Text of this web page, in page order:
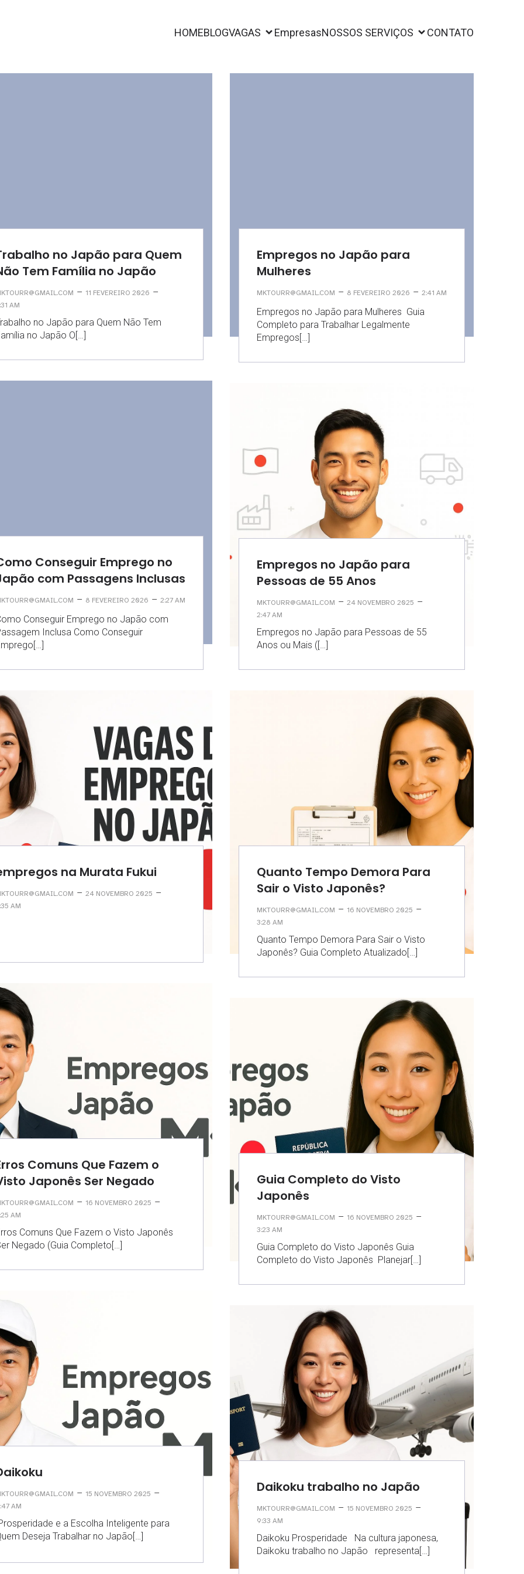
HOMEBLOGVAGAS EmpresasNOSSOS SERVIÇOS CONTATO
no Japão para Quem
Tem Família no Japão
– 11 FEVEREIRO 2026 –
AM
no Japão para Quem Não Tem
no Japão O[…]
Empregos no Japão para
Mulheres
MKTOURR@GMAIL.COM – 8 FEVEREIRO 2026 – 2:41 AM
Empregos no Japão para Mulheres Guia
Completo para Trabalhar Legalmente
Empregos[…]
Conseguir Emprego no
com Passagens Inclusas
– 8 FEVEREIRO 2026 – 2:27 AM
Conseguir Emprego no Japão com
Inclusa Como Conseguir
Empregos no Japão para
Pessoas de 55 Anos
MKTOURR@GMAIL.COM – 24 NOVEMBRO 2025 –
2:47 AM
Empregos no Japão para Pessoas de 55
Anos ou Mais ([…]
na Murata Fukui
– 24 NOVEMBRO 2025 –
AM
Quanto Tempo Demora Para
Sair o Visto Japonês?
MKTOURR@GMAIL.COM – 16 NOVEMBRO 2025 –
3:28 AM
Quanto Tempo Demora Para Sair o Visto
Japonês? Guia Completo Atualizado[…]
Comuns Que Fazem o
Japonês Ser Negado
– 16 NOVEMBRO 2025 –
AM
Comuns Que Fazem o Visto Japonês
Negado (Guia Completo[…]
Guia Completo do Visto
Japonês
MKTOURR@GMAIL.COM – 16 NOVEMBRO 2025 –
3:23 AM
Guia Completo do Visto Japonês Guia
Completo do Visto Japonês Planejar[…]
– 15 NOVEMBRO 2025 –
AM
e a Escolha Inteligente para
Deseja Trabalhar no Japão[…]
Daikoku trabalho no Japão
MKTOURR@GMAIL.COM – 15 NOVEMBRO 2025 –
9:33 AM
Daikoku Prosperidade Na cultura japonesa,
Daikoku trabalho no Japão representa[…]